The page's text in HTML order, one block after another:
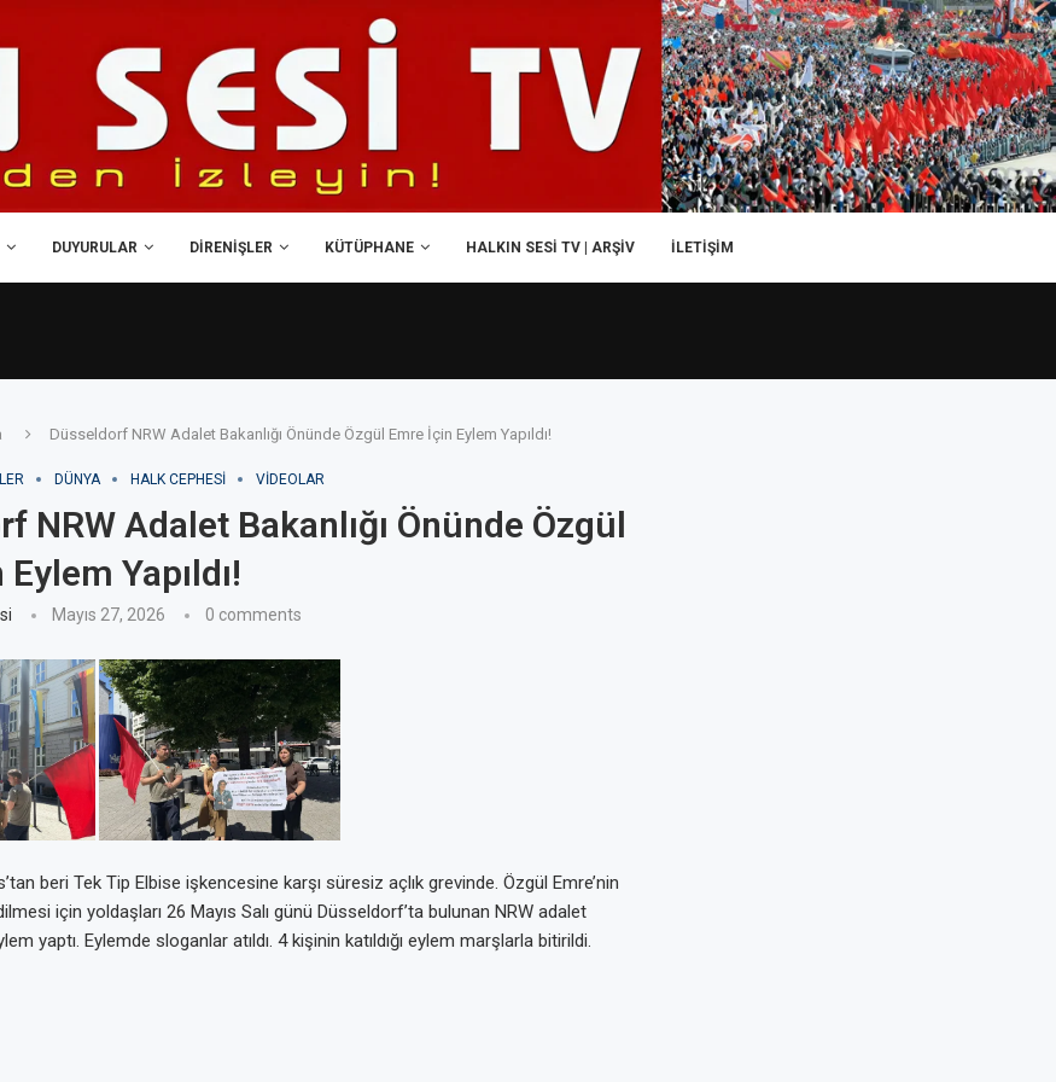
DUYURULAR DIRENIŞLER KÜTÜPHANE HALKIN SESI TV | ARŞİV İLETIŞIM
Düsseldorf NRW Adalet Bakanlığı Önünde Özgül Emre İçin Eylem Yapıldı!
DÜNYA HALK CEPHESI VIDEOLAR
NRW Adalet Bakanlığı Önünde Özgül
Yapıldı!
Mayıs 27, 2026 0 comments
beri Tek Tip Elbise işkencesine karşı süresiz açlık grevinde. Özgül Emre’nin
için yoldaşları 26 Mayıs Salı günü Düsseldorf’ta bulunan NRW adalet
yaptı. Eylemde sloganlar atıldı. 4 kişinin katıldığı eylem marşlarla bitirildi.